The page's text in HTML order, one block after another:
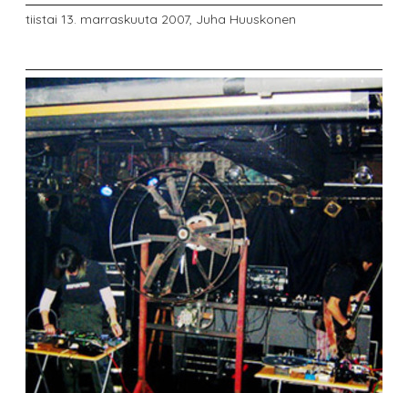
tiistai 13. marraskuuta 2007, Juha Huuskonen